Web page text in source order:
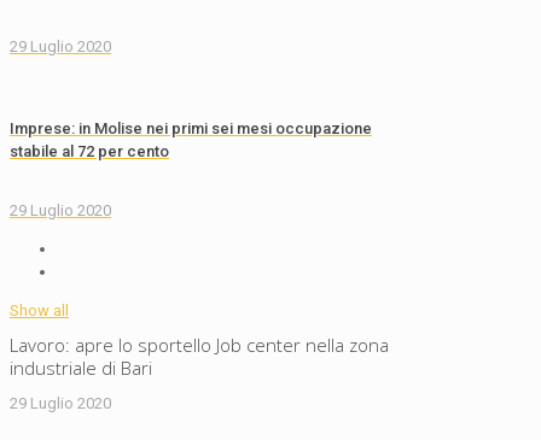
29 Luglio 2020
Imprese: in Molise nei primi sei mesi occupazione
stabile al 72 per cento
29 Luglio 2020
Show all
Lavoro: apre lo sportello Job center nella zona
industriale di Bari
29 Luglio 2020